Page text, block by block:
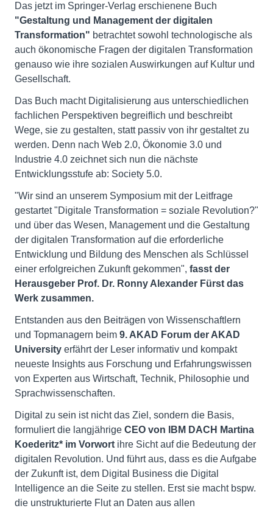
Das jetzt im Springer-Verlag erschienene Buch
"Gestaltung und Management der digitalen
Transformation" betrachtet sowohl technologische als
auch ökonomische Fragen der digitalen Transformation
genauso wie ihre sozialen Auswirkungen auf Kultur und
Gesellschaft.
Das Buch macht Digitalisierung aus unterschiedlichen
fachlichen Perspektiven begreiflich und beschreibt
Wege, sie zu gestalten, statt passiv von ihr gestaltet zu
werden. Denn nach Web 2.0, Ökonomie 3.0 und
Industrie 4.0 zeichnet sich nun die nächste
Entwicklungsstufe ab: Society 5.0.
"Wir sind an unserem Symposium mit der Leitfrage
gestartet "Digitale Transformation = soziale Revolution?"
und über das Wesen, Management und die Gestaltung
der digitalen Transformation auf die erforderliche
Entwicklung und Bildung des Menschen als Schlüssel
einer erfolgreichen Zukunft gekommen", fasst der
Herausgeber Prof. Dr. Ronny Alexander Fürst das
Werk zusammen.
Entstanden aus den Beiträgen von Wissenschaftlern
und Topmanagern beim 9. AKAD Forum der AKAD
University erfährt der Leser informativ und kompakt
neueste Insights aus Forschung und Erfahrungswissen
von Experten aus Wirtschaft, Technik, Philosophie und
Sprachwissenschaften.
Digital zu sein ist nicht das Ziel, sondern die Basis,
formuliert die langjährige CEO von IBM DACH Martina
Koederitz* im Vorwort ihre Sicht auf die Bedeutung der
digitalen Revolution. Und führt aus, dass es die Aufgabe
der Zukunft ist, dem Digital Business die Digital
Intelligence an die Seite zu stellen. Erst sie macht bspw.
die unstrukturierte Flut an Daten aus allen